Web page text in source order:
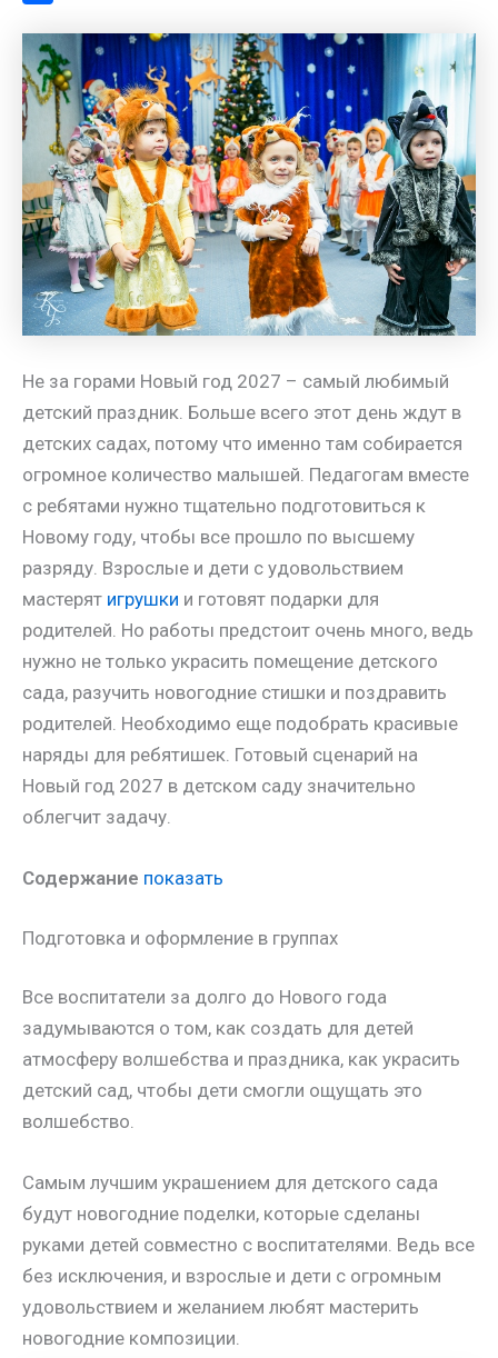
m
a
s
s
n
k
i
A
p
p
e
r
e
s
a
i
l
т
п
р
а
и
т
ь
Не за горами Новый год 2027 – самый любимый
детский праздник. Больше всего этот день ждут в
детских садах, потому что именно там собирается
огромное количество малышей. Педагогам вместе
с ребятами нужно тщательно подготовиться к
Новому году, чтобы все прошло по высшему
разряду. Взрослые и дети с удовольствием
мастерят игрушки и готовят подарки для
родителей. Но работы предстоит очень много, ведь
нужно не только украсить помещение детского
сада, разучить новогодние стишки и поздравить
родителей. Необходимо еще подобрать красивые
наряды для ребятишек. Готовый сценарий на
Новый год 2027 в детском саду значительно
облегчит задачу.
Содержание показать
Подготовка и оформление в группах
Все воспитатели за долго до Нового года
задумываются о том, как создать для детей
атмосферу волшебства и праздника, как украсить
детский сад, чтобы дети смогли ощущать это
волшебство.
Самым лучшим украшением для детского сада
будут новогодние поделки, которые сделаны
руками детей совместно с воспитателями. Ведь все
без исключения, и взрослые и дети с огромным
удовольствием и желанием любят мастерить
новогодние композиции.